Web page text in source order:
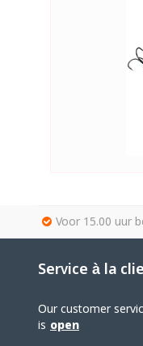
Voor 15.00 uur
Service à la
Our customer
is open